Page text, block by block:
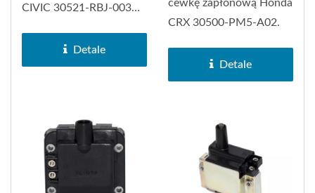
CIVIC 30521-RBJ-003
ACURA...
Detale
cewkę zapłonową Honda
CRX 30500-PM5-A02.
Detale